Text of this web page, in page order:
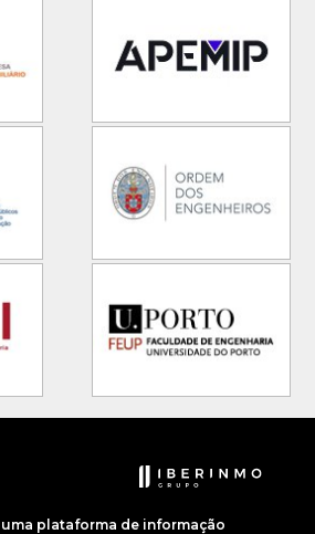
uma plataforma de informação